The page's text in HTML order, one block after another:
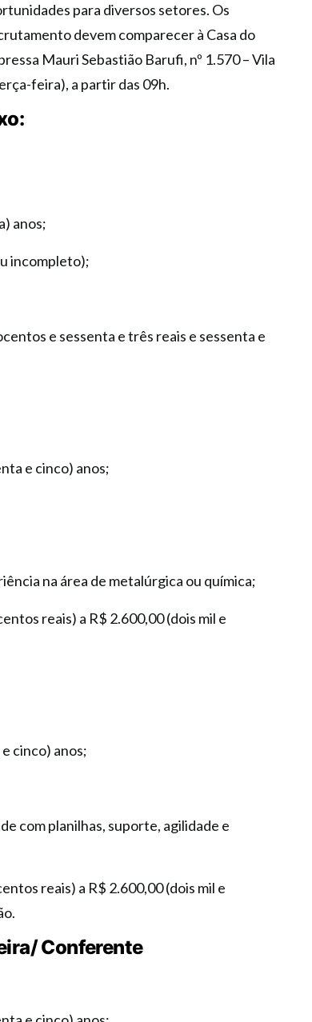
para diversos setores. Os
devem comparecer à Casa do
Mauri Sebastião Barufi, nº 1.570 – Vila
feira), a partir das 09h.
anos;
incompleto);
e sessenta e três reais e sessenta e
e cinco) anos;
na área de metalúrgica ou química;
reais) a R$ 2.600,00 (dois mil e
cinco) anos;
com planilhas, suporte, agilidade e
reais) a R$ 2.600,00 (dois mil e
Conferente